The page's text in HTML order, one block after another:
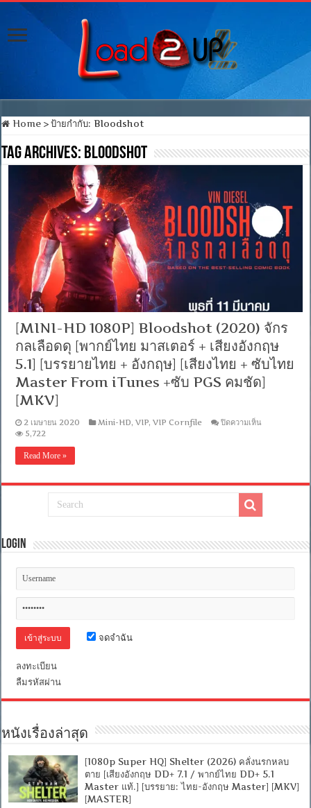
Home > ป้ายกำกับ:Bloodshot
Tag Archives: Bloodshot
[MINI-HD 1080P] Bloodshot (2020) จักร
กลเลือดดุ [พากย์ไทย มาสเตอร์ + เสียงอังกฤษ
5.1] [บรรยายไทย + อังกฤษ] [เสียงไทย + ซับไทย
Master From iTunes +ซับ PGS คมชัด]
[MKV]
2 เมษายน 2020 Mini-HD,VIP,VIP Cornfile ปิดความเห็น
จักร
กล
ดุ
ไทย
+
From
PGS
คม
ชัด]
5,722
Read More »
Login
จดจำฉัน
ลงทะเบียน
ลืมรหัสผ่าน
หนังเรื่องล่าสุด
[1080p Super HQ] Shelter (2026) คลั่งนรกหลบ
ตาย [เสียงอังกฤษ DD+ 7.1 / พากย์ไทย DD+ 5.1
Master แท้.] [บรรยาย: ไทย-อังกฤษ Master] [MKV]
[MASTER]